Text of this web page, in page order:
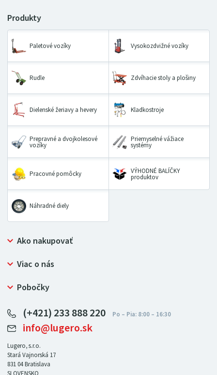
Paletové vozíky Vysokozdvižné vozíky
Rudle Zdvíhacie stoly a plošiny
Dielenské žeriavy a hevery Kladkostroje
Prepravné a dvojkolesové
vozíky
Priemyselné vážiace
systémy
Pracovné pomôcky VÝHODNÉ BALÍČKY
produktov
Náhradné diely
Ako nakupovať
Prečo nakupovať u LUGERO
Ochrana osobných údajov
Viac o nás
Bezpečný nákup
Certifikát NATUR-PACK
Pre predajcov
Pobočky
LUGERO Nemecko
LUGERO Česká republika
LUGERO Maďarsko
LUGERO Rakousko
(+421) 233 888 220
info@lugero.sk
Lugero, s.r.o.
Stará Vajnorská 17
831 04Bratislava
SLOVENSKO